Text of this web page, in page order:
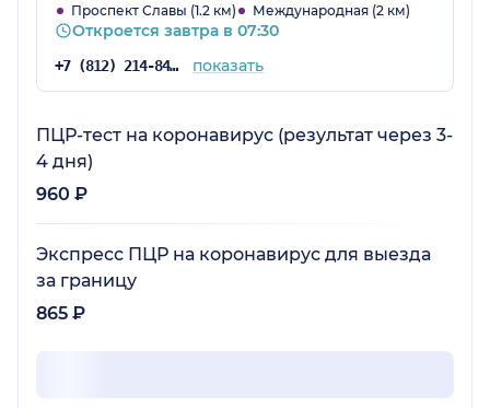
Проспект Славы (1.2 км) Международная (2 км)
Откроется завтра в 07:30
+7 (812) 214-84-90 показать
ПЦР-тест на коронавирус (результат через 3-
4 дня)
960 ₽
Экспресс ПЦР на коронавирус для выезда
за границу
865 ₽